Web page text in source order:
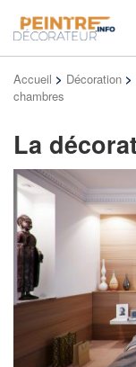
Accueil > Décoration >
chambres
La